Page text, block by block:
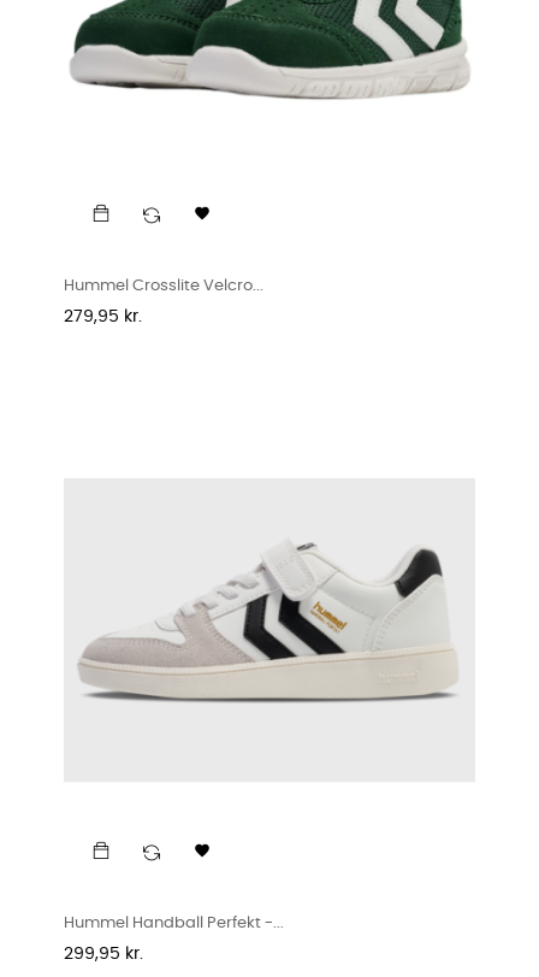

Hummel Crosslite Velcro...
Pris
279,95 kr.

Hummel Handball Perfekt -...
Pris
299,95 kr.